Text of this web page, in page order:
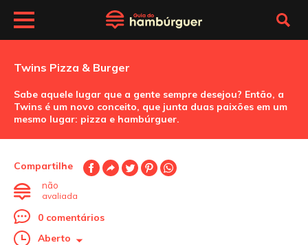
Twins Pizza & Burger
Sabe aquele lugar que a gente sempre desejou? Então, a
Twins é um novo conceito, que junta duas paixões em um
mesmo lugar: pizza e hambúrguer.
Compartilhe
não
avaliada
0 comentários
Aberto